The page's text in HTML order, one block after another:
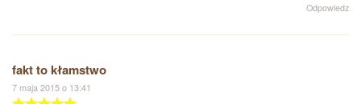
Odpowiedz
fakt to kłamstwo
7 maja 2015 o 13:41